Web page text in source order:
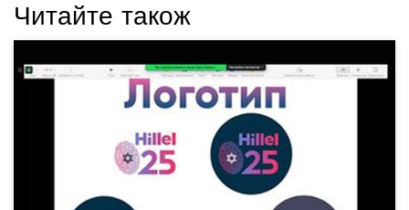
Читайте також